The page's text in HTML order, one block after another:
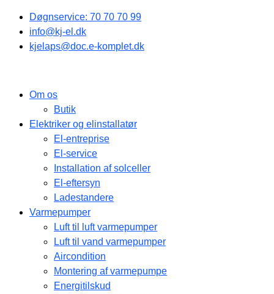
indholdet
Døgnservice: 70 70 70 99
info@kj-el.dk
kjelaps@doc.e-komplet.dk
Om os
Butik
Elektriker og elinstallatør
El-entreprise
El-service
Installation af solceller
El-eftersyn
Ladestandere
Varmepumper
Luft til luft varmepumper
Luft til vand varmepumper
Aircondition
Montering af varmepumpe
Energitilskud